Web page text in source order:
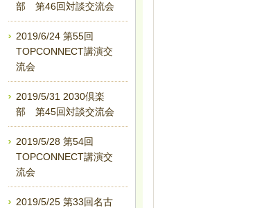
部 第46回対談交流会
2019/6/24 第55回
TOPCONNECT講演交
流会
2019/5/31 2030倶楽
部 第45回対談交流会
2019/5/28 第54回
TOPCONNECT講演交
流会
2019/5/25 第33回名古